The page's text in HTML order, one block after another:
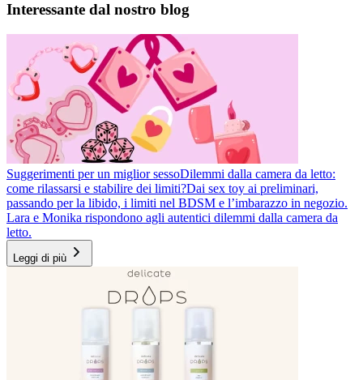
Interessante dal nostro blog
Suggerimenti per un miglior sessoDilemmi dalla camera da letto:
come rilassarsi e stabilire dei limiti?Dai sex toy ai preliminari,
passando per la libido, i limiti nel BDSM e l’imbarazzo in negozio.
Lara e Monika rispondono agli autentici dilemmi dalla camera da
letto.
Leggi di più